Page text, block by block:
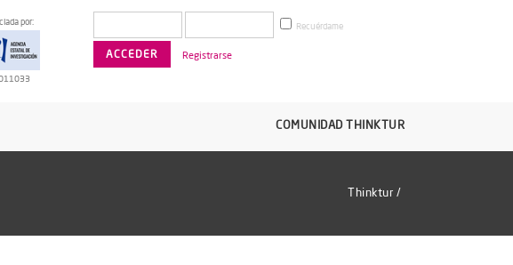
por: Recuérdame
Registrarse
COMUNIDAD THINKTUR
Thinktur /